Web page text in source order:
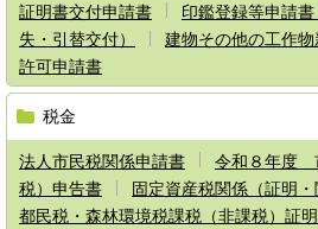
証明書交付申請書
印鑑登録等申請
失・引替交付）
建物その他の工作物
許可申請書
税金
法人市民税関係申請書
令和８年度
税）申告書
固定資産税関係（証明
都民税・森林環境税課税（非課税）証